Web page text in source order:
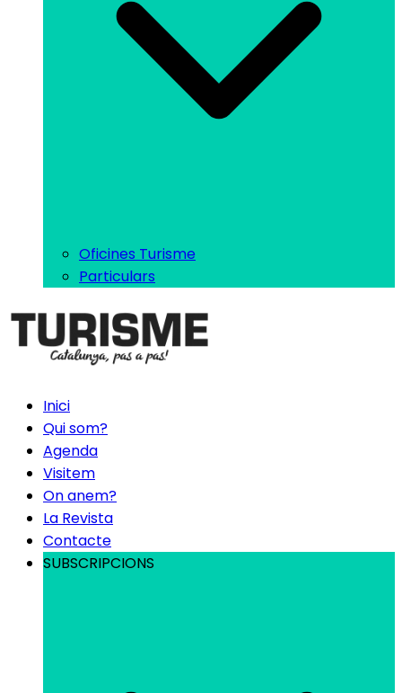
Oficines Turisme
Particulars
Inici
Qui som?
Agenda
Visitem
On anem?
La Revista
Contacte
SUBSCRIPCIONS